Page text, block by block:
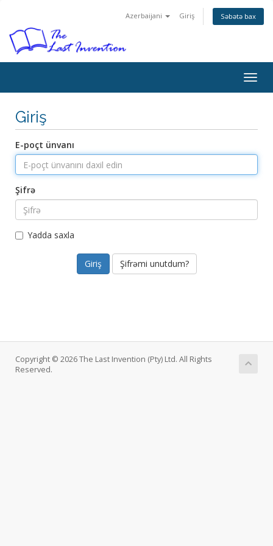
Azerbaijani Giriş Səbətə bax
Giriş
E-poçt ünvanı
Şifrə
Yadda saxla
Şifrəmi unutdum?
Copyright © 2026 The Last Invention (Pty) Ltd. All Rights
Reserved.